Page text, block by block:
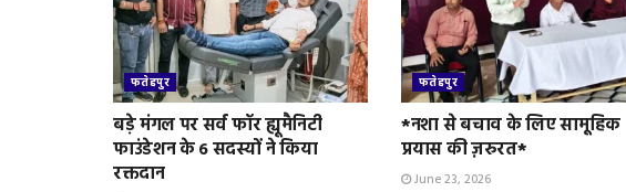
फतेहपुर
बड़े मंगल पर सर्व फॉर ह्यूमैनिटी
फाउंडेशन के 6 सदस्यों ने किया
रक्तदान
फतेहपुर
*नशा से बचाव के लिए सामूहिक
प्रयास की ज़रुरत*
June 23, 2026